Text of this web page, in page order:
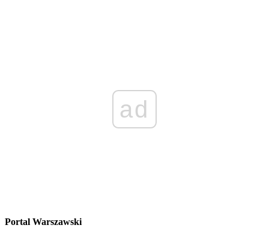
ad
Portal Warszawski